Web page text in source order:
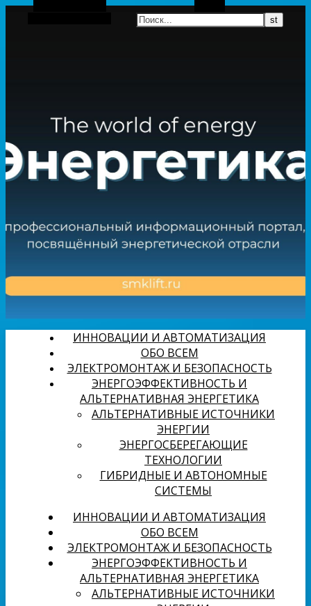
Боковая панель
ИННОВАЦИИ И АВТОМАТИЗАЦИЯ
ОБО ВСЕМ
ЭЛЕКТРОМОНТАЖ И БЕЗОПАСНОСТЬ
ЭНЕРГОЭФФЕКТИВНОСТЬ И
АЛЬТЕРНАТИВНАЯ ЭНЕРГЕТИКА
АЛЬТЕРНАТИВНЫЕ ИСТОЧНИКИ
ЭНЕРГИИ
ЭНЕРГОСБЕРЕГАЮЩИЕ
ТЕХНОЛОГИИ
ГИБРИДНЫЕ И АВТОНОМНЫЕ
СИСТЕМЫ
ИННОВАЦИИ И АВТОМАТИЗАЦИЯ
ОБО ВСЕМ
ЭЛЕКТРОМОНТАЖ И БЕЗОПАСНОСТЬ
ЭНЕРГОЭФФЕКТИВНОСТЬ И
АЛЬТЕРНАТИВНАЯ ЭНЕРГЕТИКА
АЛЬТЕРНАТИВНЫЕ ИСТОЧНИКИ